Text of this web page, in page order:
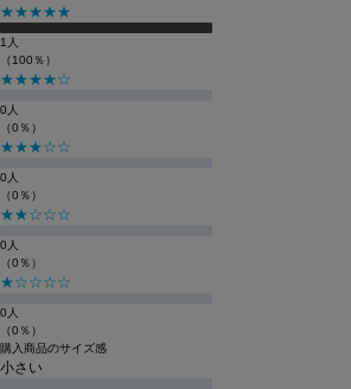
★★★★★
1人
（100％）
★★★★☆
0人
（0％）
★★★☆☆
0人
（0％）
★★☆☆☆
0人
（0％）
★☆☆☆☆
0人
（0％）
購入商品のサイズ感
小さい